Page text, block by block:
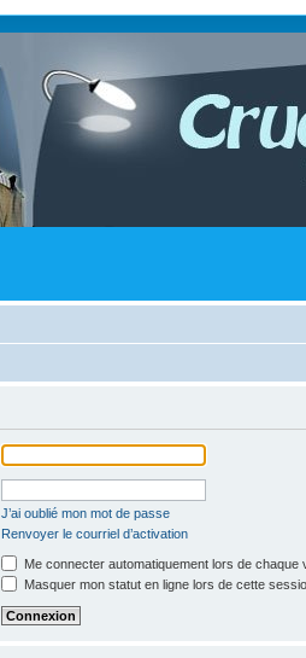
J’ai oublié mon mot de passe
Renvoyer le courriel d’activation
Me connecter automatiquement lors de chaque
Masquer mon statut en ligne lors de cette